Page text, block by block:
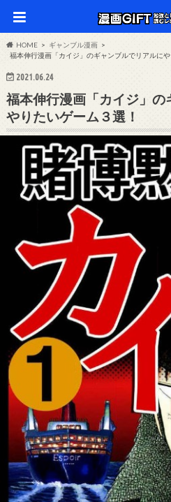
HOME
ギャンブル漫画
福本伸行漫画「カイジ」のギャンブルでリアルにや
2021.06.24
福本伸行漫画「カイジ」の
やりたいゲーム３選！